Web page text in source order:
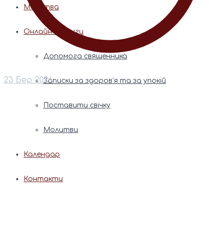
Молитва
Онлайн послуги
Допомога священника
Записки за здоров’я та за упокій
Поставити свічку
Молитви
Календар
Контакти
23 Бер 2026